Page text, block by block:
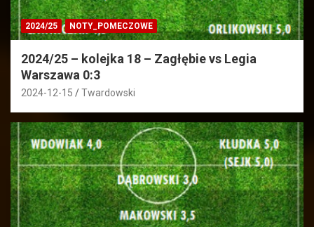
2024/25 NOTY_POMECZOWE
2024/25 – kolejka 18 – Zagłębie vs Legia
Warszawa 0:3
2024-12-15 Twardowski